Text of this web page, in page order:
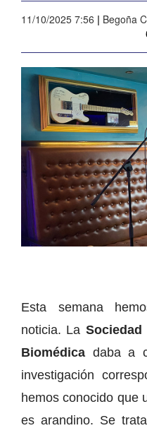
11/10/2025 7:56 | Begoña
Esta semana
noticia. La Sociedad
Biomédica daba a
investigación
hemos conocido que
es arandino. Se